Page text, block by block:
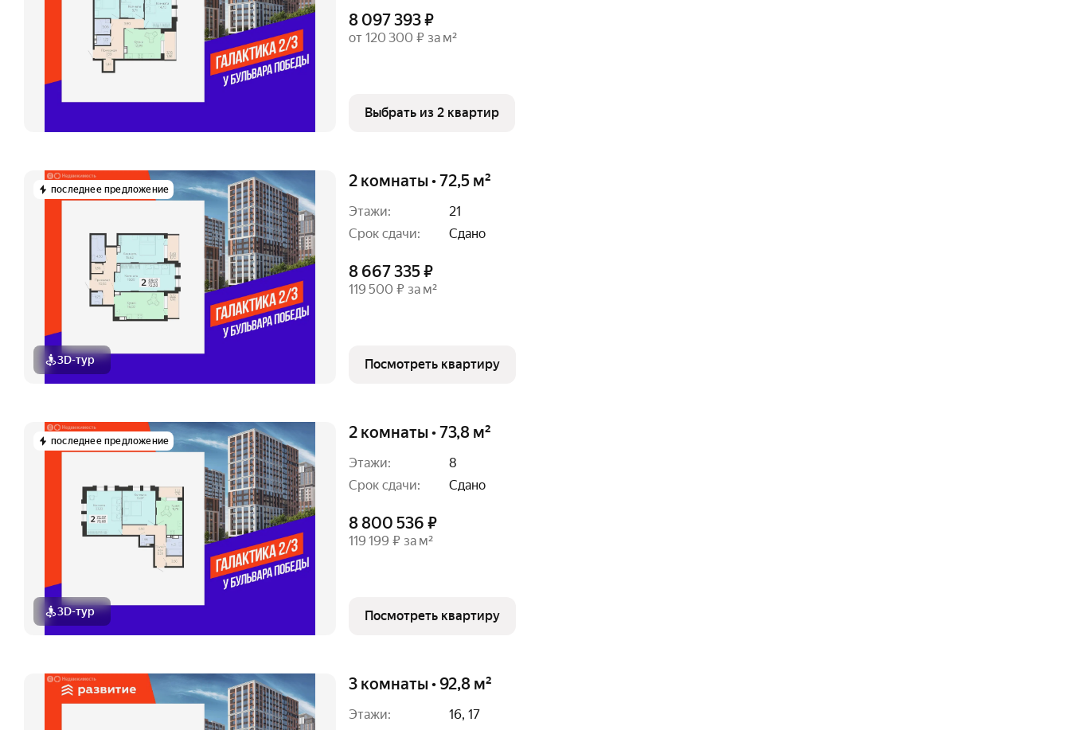
8 097 393 ₽
от 120 300 ₽ за м²
Выбрать из 2 квартир
последнее предложение
3D-тур
2 комнаты • 72,5 м²
Этажи:
21
Срок сдачи:
Сдано
8 667 335 ₽
119 500 ₽ за м²
Посмотреть квартиру
последнее предложение
3D-тур
2 комнаты • 73,8 м²
Этажи:
8
Срок сдачи:
Сдано
8 800 536 ₽
119 199 ₽ за м²
Посмотреть квартиру
3 комнаты • 92,8 м²
Этажи:
16, 17